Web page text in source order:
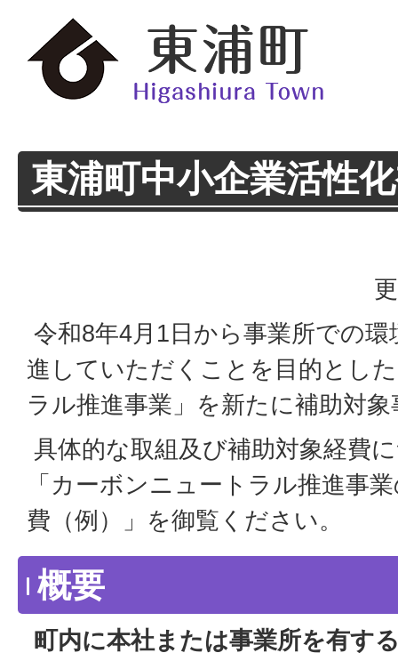
東浦町中小企業活性
令和8年4月1日から事業所での
進していただくことを目的とし
ラル推進事業」を新たに補助対
具体的な取組及び補助対象経費
「カーボンニュートラル推進事
費（例）」を御覧ください。
概要
町内に本社または事業所を有す